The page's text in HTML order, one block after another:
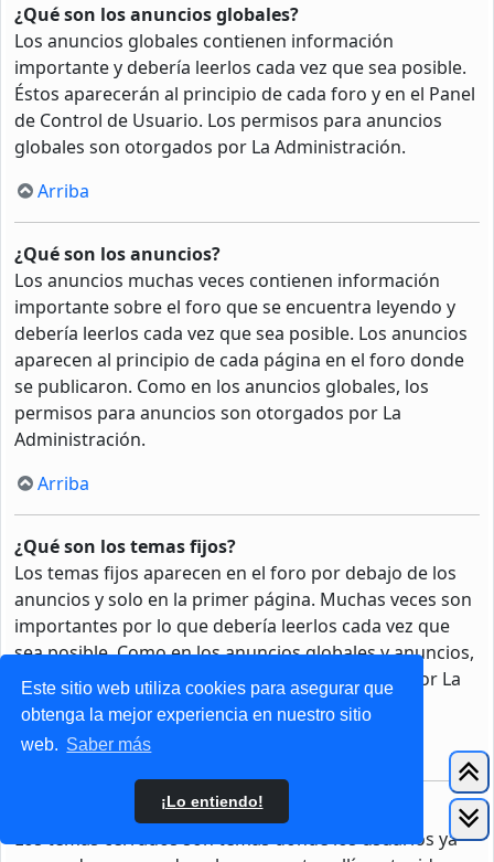
Este sitio web utiliza cookies para asegurar que
obtenga la mejor experiencia en nuestro sitio
web. Saber más
¡Lo entiendo!
¿Qué son los anuncios globales?
Los anuncios globales contienen información
importante y debería leerlos cada vez que sea posible.
Éstos aparecerán al principio de cada foro y en el Panel
de Control de Usuario. Los permisos para anuncios
globales son otorgados por La Administración.
Arriba
¿Qué son los anuncios?
Los anuncios muchas veces contienen información
importante sobre el foro que se encuentra leyendo y
debería leerlos cada vez que sea posible. Los anuncios
aparecen al principio de cada página en el foro donde
se publicaron. Como en los anuncios globales, los
permisos para anuncios son otorgados por La
Administración.
Arriba
¿Qué son los temas fijos?
Los temas fijos aparecen en el foro por debajo de los
anuncios y solo en la primer página. Muchas veces son
importantes por lo que debería leerlos cada vez que
sea posible. Como en los anuncios globales y anuncios,
los permisos para fijar un tema son otorgados por La
Administración.
Arriba
¿Qué son los temas cerrados?
Los temas cerrados son temas donde los usuarios ya